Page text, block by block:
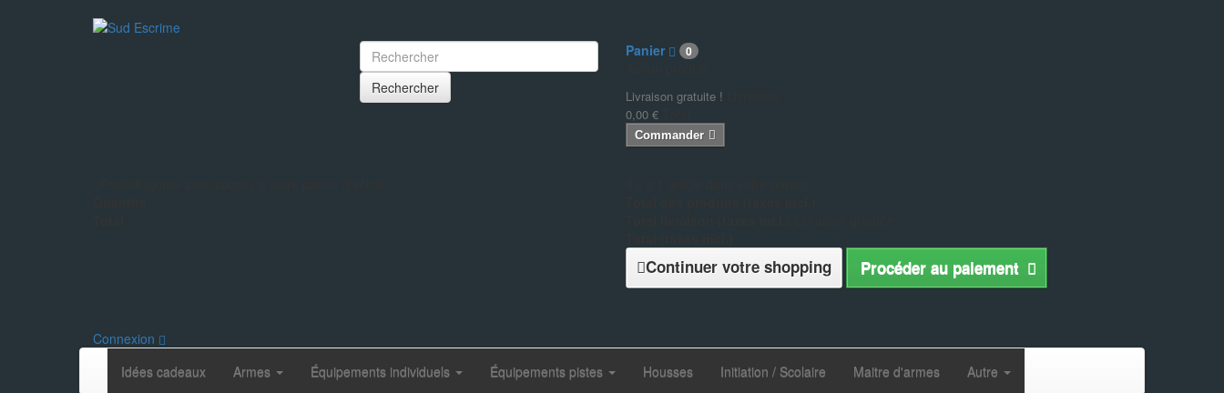
Rechercher
Panier 0
Livraison gratuite !
0,00 €
Commander
Continuer votre shopping Procéder au paiement
Connexion
Idées cadeaux
Armes Équipements individuels Équipements pistes Housses Initiation / Scolaire Maitre d'armes Autre